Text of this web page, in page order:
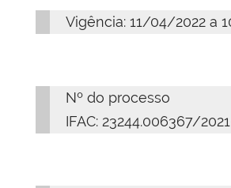
Vigência: 11/04/2022 a
Nº do processo
IFAC: 23244.006367/